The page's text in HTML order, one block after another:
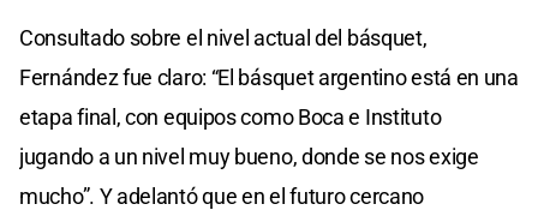
Consultado sobre el nivel actual del básquet,
Fernández fue claro: “El básquet argentino está en una
etapa final, con equipos como Boca e Instituto
jugando a un nivel muy bueno, donde se nos exige
mucho”. Y adelantó que en el futuro cercano